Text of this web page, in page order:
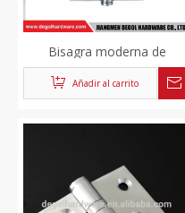
Bisagra moderna de
aluminio de alta calidad
puertas de vidrio de alta
Añadir al carrito